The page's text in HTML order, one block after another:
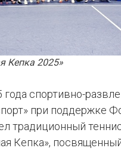
Кепка 2025»
года спортивно-
при поддержке
традиционный
Кепка»,